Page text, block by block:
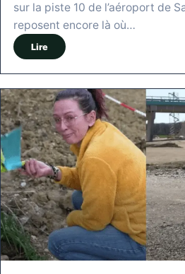
sur la piste 10 de l’aéroport de
reposent encore là où…
Lire